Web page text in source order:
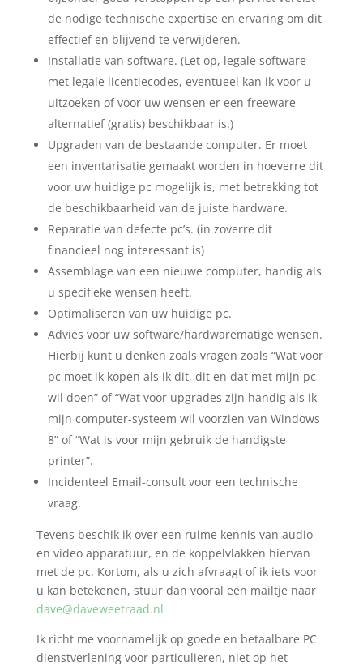
de nodige technische expertise en ervaring om dit
effectief en blijvend te verwijderen.
Installatie van software. (Let op, legale software
met legale licentiecodes, eventueel kan ik voor u
uitzoeken of voor uw wensen er een freeware
alternatief (gratis) beschikbaar is.)
Upgraden van de bestaande computer. Er moet
een inventarisatie gemaakt worden in hoeverre dit
voor uw huidige pc mogelijk is, met betrekking tot
de beschikbaarheid van de juiste hardware.
Reparatie van defecte pc’s. (in zoverre dit
financieel nog interessant is)
Assemblage van een nieuwe computer, handig als
u specifieke wensen heeft.
Optimaliseren van uw huidige pc.
Advies voor uw software/hardwarematige wensen.
Hierbij kunt u denken zoals vragen zoals “Wat voor
pc moet ik kopen als ik dit, dit en dat met mijn pc
wil doen” of “Wat voor upgrades zijn handig als ik
mijn computer-systeem wil voorzien van Windows
8” of “Wat is voor mijn gebruik de handigste
printer”.
Incidenteel Email-consult voor een technische
vraag.
Tevens beschik ik over een ruime kennis van audio
en video apparatuur, en de koppelvlakken hiervan
met de pc. Kortom, als u zich afvraagt of ik iets voor
u kan betekenen, stuur dan vooral een mailtje naar
dave@daveweetraad.nl
Ik richt me voornamelijk op goede en betaalbare PC
dienstverlening voor particulieren, niet op het